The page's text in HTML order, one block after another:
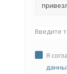
Введите
Я